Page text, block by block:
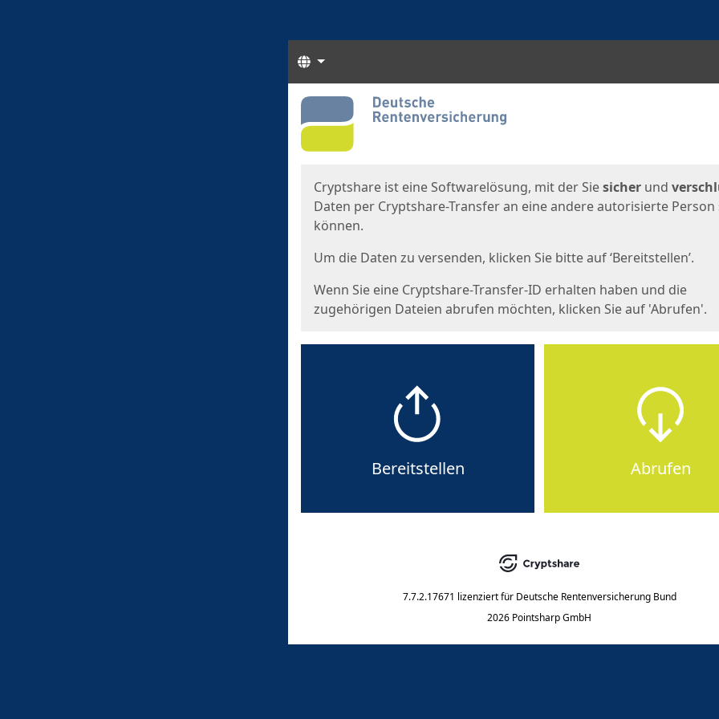
Sprachen
Start
Cryptshare ist eine Softwarelösung, mit der Siesicher und
Daten per Cryptshare-Transfer an eine andere autorisierte Person
können.
Um die Daten zu versenden, klicken Sie bitte auf ‘Bereitstellen’.
Wenn Sie eine Cryptshare-Transfer-ID erhalten haben und die
zugehörigen Dateien abrufen möchten, klicken Sie auf 'Abrufen'.
Bereitstellen Abrufen
7.7.2.17671 lizenziert für Deutsche Rentenversicherung Bund
2026 Pointsharp GmbH